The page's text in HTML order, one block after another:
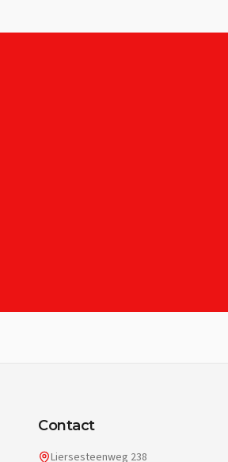
Contact
Liersesteenweg 238